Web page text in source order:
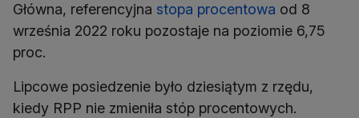
Główna, referencyjna stopa procentowa od 8
września 2022 roku pozostaje na poziomie 6,75
proc.
Lipcowe posiedzenie było dziesiątym z rzędu,
kiedy RPP nie zmieniła stóp procentowych.